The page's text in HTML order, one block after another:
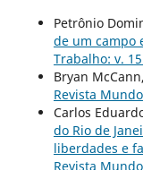
Petrônio
de um campo
Trabalho: v.
Bryan McCann,
Revista
Carlos
do Rio de
liberdades e
Revista